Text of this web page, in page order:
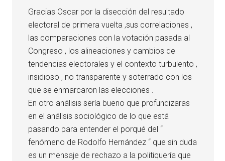
Gracias Oscar por la disección del resultado
electoral de primera vuelta ,sus correlaciones ,
las comparaciones con la votación pasada al
Congreso , los alineaciones y cambios de
tendencias electorales y el contexto turbulento ,
insidioso , no transparente y soterrado con los
que se enmarcaron las elecciones .
En otro análisis sería bueno que profundizaras
en el análisis sociológico de lo que está
pasando para entender el porqué del “
fenómeno de Rodolfo Hernández “ que sin duda
es un mensaje de rechazo a la politiquería que